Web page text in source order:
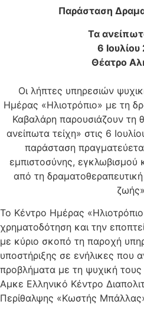
Παράσταση
Τα
6
Θέατρο
Οι λήπτες υπηρεσιών
Ημέρας «Ηλιοτρόπιο» με τη
Καβαλάρη παρουσιάζουν τη
ανείπωτα τείχη» στις 6
παράσταση
εμπιστοσύνης, εγκλωβισμού
από τη
Το Κέντρο Ημέρας
χρηματοδότηση και την
με κύριο σκοπό τη παροχή
υποστήριξης σε ενήλικες που
προβλήματα με τη ψυχική τους
Αμκε Ελληνικό Κέντρο
Περίθαλψης «Κωστής